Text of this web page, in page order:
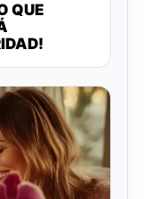
QUE